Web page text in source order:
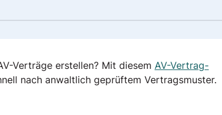
Verträge erstellen? Mit diesem AV-Vertrag-
nach anwaltlich geprüftem Vertragsmuster.